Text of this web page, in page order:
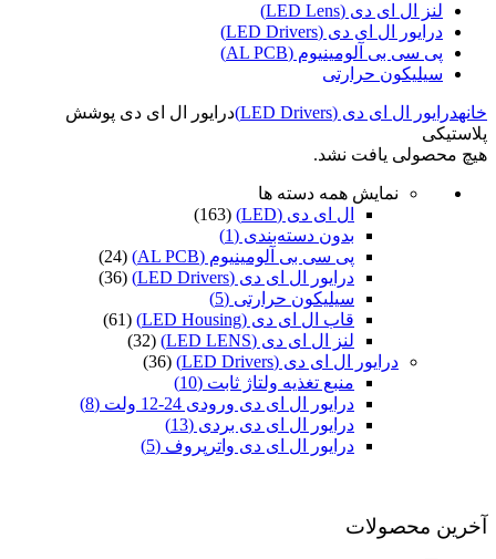
لنز ال ای دی (LED Lens)
درایور ال ای دی (LED Drivers)
پی سی بی آلومینیوم (AL PCB)
سیلیکون حرارتی
خانهدرایور ال ای دی (LED Drivers)
درایور ال ای دی پوشش
پلاستیکی
هیچ محصولی یافت نشد.
نمایش همه دسته ها
ال ای دی (LED)
(163)
بدون دسته‌بندی (1)
پی سی بی آلومینیوم (AL PCB)
(24)
درایور ال ای دی (LED Drivers)
(36)
سیلیکون حرارتی (5)
قاب ال ای دی (LED Housing)
(61)
لنز ال ای دی (LED LENS)
(32)
درایور ال ای دی (LED Drivers)
(36)
منبع تغذیه ولتاژ ثابت (10)
درایور ال ای دی ورودی 24-12 ولت
(8)
درایور ال ای دی بردی (13)
درایور ال ای دی واترپروف (5)
آخرین محصولات